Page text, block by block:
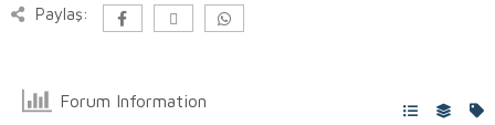
Paylaş:
Forum Information